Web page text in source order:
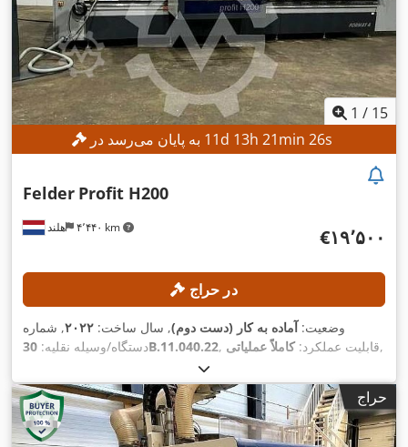
1 / 15
11d 13h 21min 23s
هلند ۴٬۴۴۰ km
Felder Profit H200
‎€۱۹٬۵۰۰
در حراج
وضعیت:آماده به کار (دست دوم), سال ساخت: ۲۰۲۲, شماره
دستگاه/وسیله نقلیه:30B.11.040.22 , قابلیت عملکرد:کاملاً عملیاتی ,
حراج